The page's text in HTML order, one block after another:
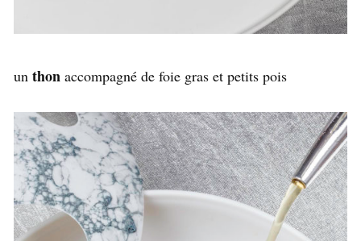
un thon accompagné de foie gras et petits pois